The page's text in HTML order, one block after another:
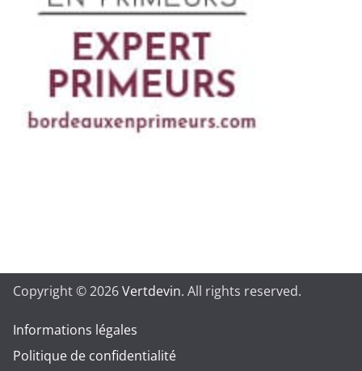
Copyright © 2026Vertdevin. All rights reserved.
Informations légales
Politique de confidentialité